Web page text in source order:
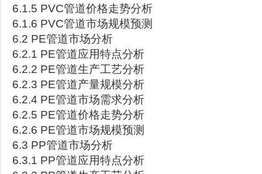
6.1.5 PVC管道价格走势分析
6.1.6 PVC管道市场规模预测
6.2 PE管道市场分析
6.2.1 PE管道应用特点分析
6.2.2 PE管道生产工艺分析
6.2.3 PE管道产量规模分析
6.2.4 PE管道市场需求分析
6.2.5 PE管道价格走势分析
6.2.6 PE管道市场规模预测
6.3 PP管道市场分析
6.3.1 PP管道应用特点分析